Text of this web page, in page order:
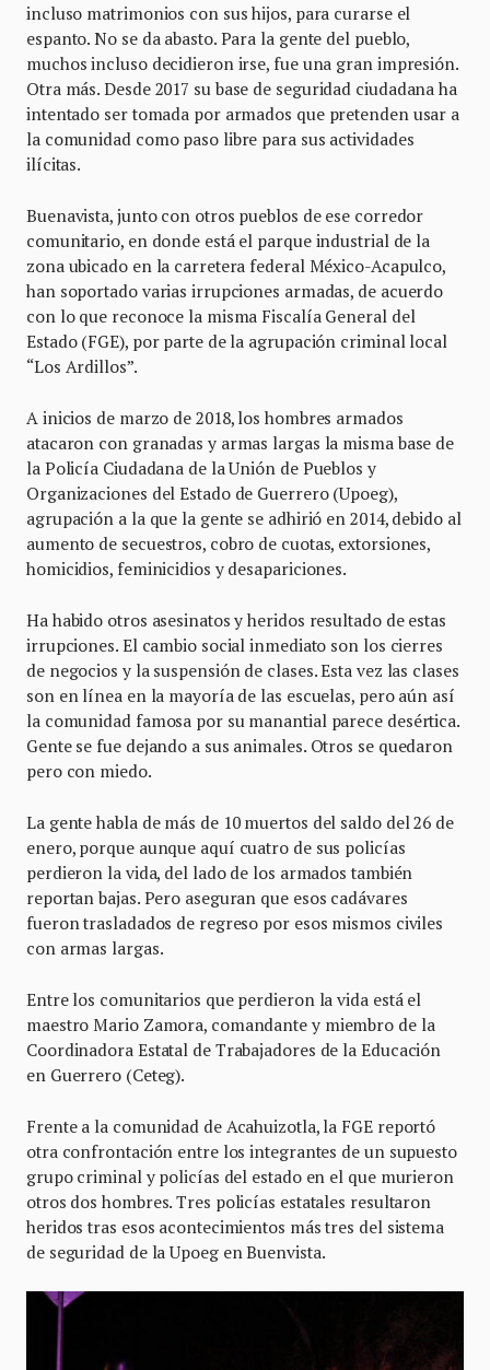
incluso matrimonios con sus hijos, para curarse el
espanto. No se da abasto. Para la gente del pueblo,
muchos incluso decidieron irse, fue una gran impresión.
Otra más. Desde 2017 su base de seguridad ciudadana ha
intentado ser tomada por armados que pretenden usar a
la comunidad como paso libre para sus actividades
ilícitas.
Buenavista, junto con otros pueblos de ese corredor
comunitario, en donde está el parque industrial de la
zona ubicado en la carretera federal México-Acapulco,
han soportado varias irrupciones armadas, de acuerdo
con lo que reconoce la misma Fiscalía General del
Estado (FGE), por parte de la agrupación criminal local
“Los Ardillos”.
A inicios de marzo de 2018, los hombres armados
atacaron con granadas y armas largas la misma base de
la Policía Ciudadana de la Unión de Pueblos y
Organizaciones del Estado de Guerrero (Upoeg),
agrupación a la que la gente se adhirió en 2014, debido al
aumento de secuestros, cobro de cuotas, extorsiones,
homicidios, feminicidios y desapariciones.
Ha habido otros asesinatos y heridos resultado de estas
irrupciones. El cambio social inmediato son los cierres
de negocios y la suspensión de clases. Esta vez las clases
son en línea en la mayoría de las escuelas, pero aún así
la comunidad famosa por su manantial parece desértica.
Gente se fue dejando a sus animales. Otros se quedaron
pero con miedo.
La gente habla de más de 10 muertos del saldo del 26 de
enero, porque aunque aquí cuatro de sus policías
perdieron la vida, del lado de los armados también
reportan bajas. Pero aseguran que esos cadávares
fueron trasladados de regreso por esos mismos civiles
con armas largas.
Entre los comunitarios que perdieron la vida está el
maestro Mario Zamora, comandante y miembro de la
Coordinadora Estatal de Trabajadores de la Educación
en Guerrero (Ceteg).
Frente a la comunidad de Acahuizotla, la FGE reportó
otra confrontación entre los integrantes de un supuesto
grupo criminal y policías del estado en el que murieron
otros dos hombres. Tres policías estatales resultaron
heridos tras esos acontecimientos más tres del sistema
de seguridad de la Upoeg en Buenvista.